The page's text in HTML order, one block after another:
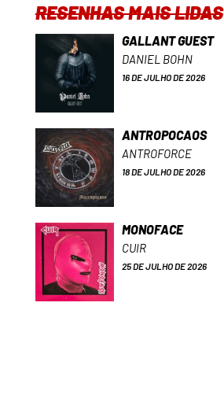
RESENHAS MAIS LIDAS
GALLANT GUEST
DANIEL BOHN
16 DE JULHO DE 2026
ANTROPOCAOS
ANTROFORCE
18 DE JULHO DE 2026
MONOFACE
CUIR
25 DE JULHO DE 2026